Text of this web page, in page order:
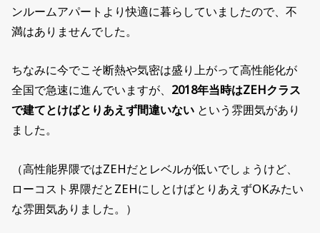
ンルームアパートより快適に暮らしていましたので、不
満はありませんでした。
ちなみに今でこそ断熱や気密は盛り上がって高性能化が
全国で急速に進んでいますが、 2018年当時はZEHクラス
で建てとけばとりあえず間違いない という雰囲気があり
ました。
（高性能界隈ではZEHだとレベルが低いでしょうけど、
ローコスト界隈だとZEHにしとけばとりあえずOKみたい
な雰囲気ありました。）